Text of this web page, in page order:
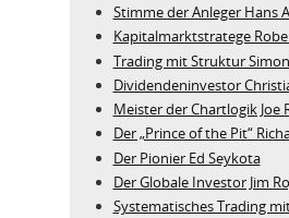
Stimme der Anleger Hans
Kapitalmarktstratege
Trading mit Struktur
Dividendeninvestor
Meister der Chartlogik Joe
Der „Prince of the Pit“
Der Pionier Ed Seykota
Der Globale Investor Jim
Systematisches Trading